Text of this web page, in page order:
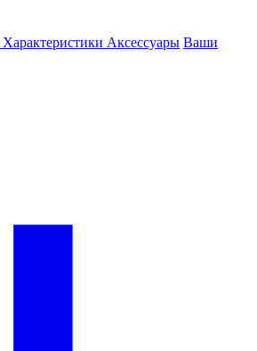
Характеристики Аксессуары Ваши